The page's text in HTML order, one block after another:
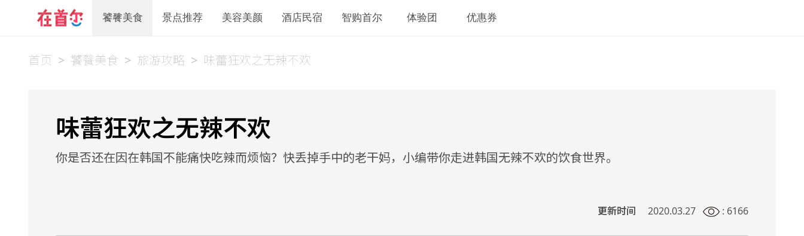
饕餮美食 景点推荐 美容美颜 酒店民宿 智购首尔 体验团 优惠券
首页 > 饕餮美食 > 旅游攻略 > 味蕾狂欢之无辣不欢
味蕾狂欢之无辣不欢
你是否还在因在韩国不能痛快吃辣而烦恼？快丢掉手中的老干妈，小编带你走进韩国无辣不欢的饮食世界。
更新时间 2020.03.27 : 6166